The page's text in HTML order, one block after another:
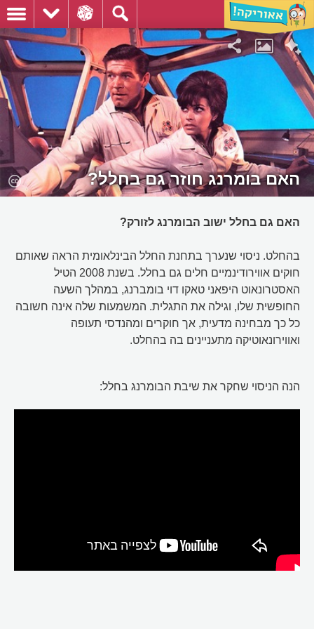
האם בומרנג חוזר גם בחלל?
האם גם בחלל ישוב הבומרנג לזורק?
בהחלט. ניסוי שנערך בתחנת החלל הבינלאומית הראה שאותם
חוקים אווירודינמיים חלים גם בחלל. בשנת 2008 הטיל
האסטרונאוט היפאני טאקו דוי בומברנג, במהלך השעה
החופשית שלו, וגילה את התגלית. המשמעות שלה אינה חשובה
כל כך מבחינה מדעית, אך חוקרים ומהנדסי תעופה
ואווירונאוטיקה מתעניינים בה בהחלט.
הנה הניסוי שחקר את שיבת הבומרנג בחלל: